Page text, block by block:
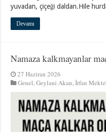
yuvadan, çiçeği daldan.Hile
Devamı
Namaza kalkmayanlar
27 Haziran 2026
Genel,Geylani Akan,İrfan